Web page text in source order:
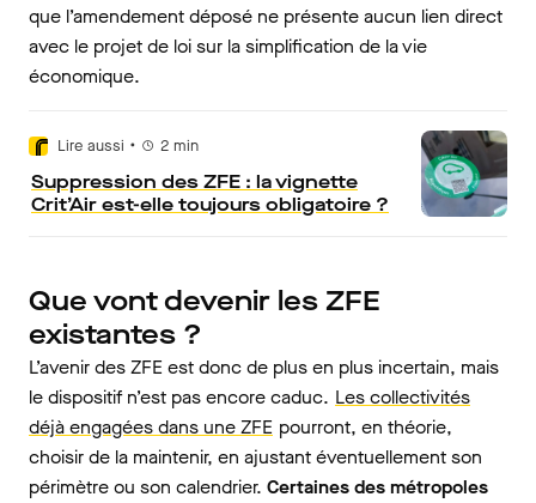
que l’amendement déposé ne présente aucun lien direct
avec le projet de loi sur la simplification de la vie
économique.
Lire aussi • 2 min
Suppression des ZFE : la vignette
Crit’Air est-elle toujours obligatoire ?
Que vont devenir les ZFE
existantes ?
L’avenir des ZFE est donc de plus en plus incertain, mais
le dispositif n’est pas encore caduc. Les collectivités
déjà engagées dans une ZFE pourront, en théorie,
choisir de la maintenir, en ajustant éventuellement son
périmètre ou son calendrier. Certaines des métropoles